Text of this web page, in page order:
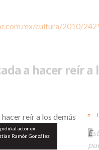
cultura/2010/
a hacer reír a
al actor ex
Ramón González
E